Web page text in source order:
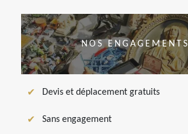
NOS ENGAGEMENTS
Devis et déplacement gratuits
Sans engagement